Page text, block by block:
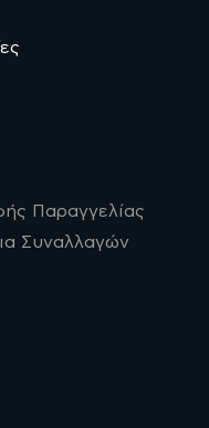
Παραγγελίας
Συναλλαγών